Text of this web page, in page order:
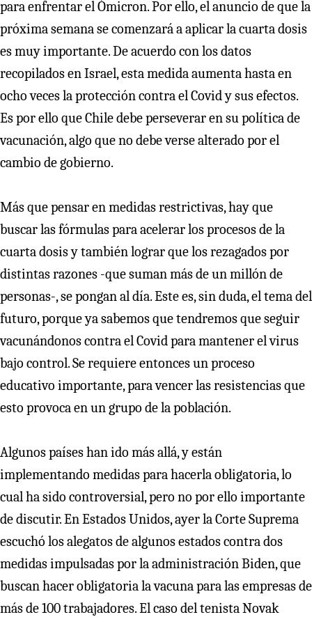
para enfrentar el Ómicron. Por ello, el anuncio de que la
próxima semana se comenzará a aplicar la cuarta dosis
es muy importante. De acuerdo con los datos
recopilados en Israel, esta medida aumenta hasta en
ocho veces la protección contra el Covid y sus efectos.
Es por ello que Chile debe perseverar en su política de
vacunación, algo que no debe verse alterado por el
cambio de gobierno.
Más que pensar en medidas restrictivas, hay que
buscar las fórmulas para acelerar los procesos de la
cuarta dosis y también lograr que los rezagados por
distintas razones -que suman más de un millón de
personas-, se pongan al día. Este es, sin duda, el tema del
futuro, porque ya sabemos que tendremos que seguir
vacunándonos contra el Covid para mantener el virus
bajo control. Se requiere entonces un proceso
educativo importante, para vencer las resistencias que
esto provoca en un grupo de la población.
Algunos países han ido más allá, y están
implementando medidas para hacerla obligatoria, lo
cual ha sido controversial, pero no por ello importante
de discutir. En Estados Unidos, ayer la Corte Suprema
escuchó los alegatos de algunos estados contra dos
medidas impulsadas por la administración Biden, que
buscan hacer obligatoria la vacuna para las empresas de
más de 100 trabajadores. El caso del tenista Novak